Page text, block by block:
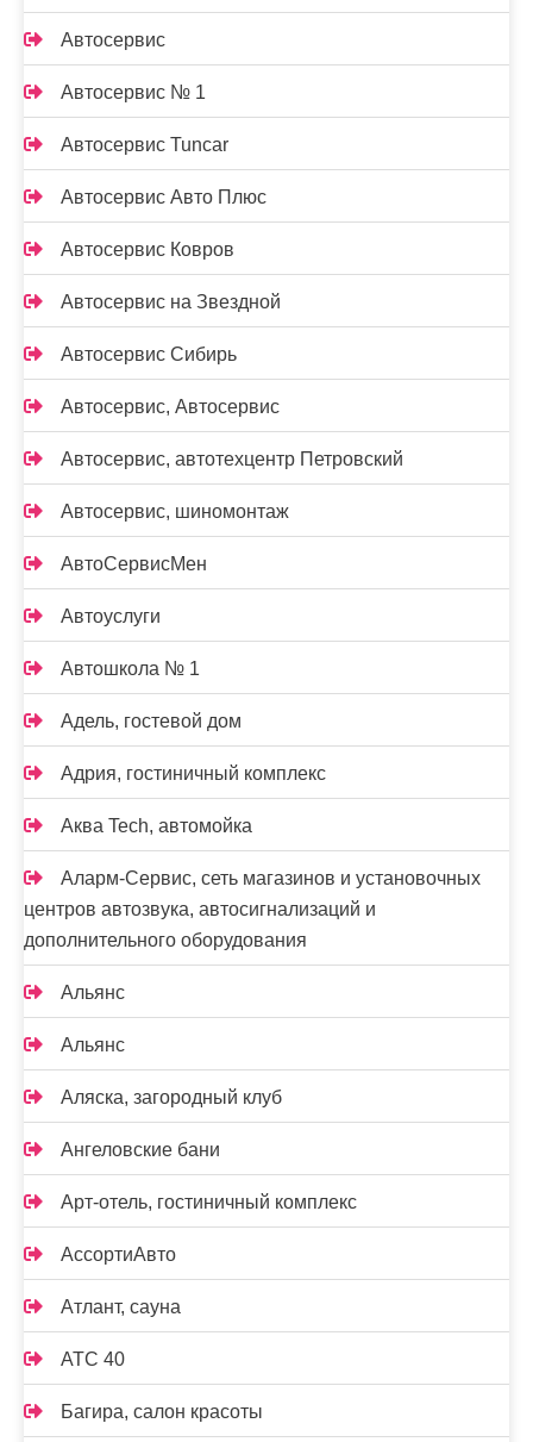
Автосервис
Автосервис № 1
Автосервис Tuncar
Автосервис Авто Плюс
Автосервис Ковров
Автосервис на Звездной
Автосервис Сибирь
Автосервис, Автосервис
Автосервис, автотехцентр Петровский
Автосервис, шиномонтаж
АвтоСервисМен
Автоуслуги
Автошкола № 1
Адель, гостевой дом
Адрия, гостиничный комплекс
Аква Tech, автомойка
Аларм-Сервис, сеть магазинов и установочных
центров автозвука, автосигнализаций и
дополнительного оборудования
Альянс
Альянс
Аляска, загородный клуб
Ангеловские бани
Арт-отель, гостиничный комплекс
АссортиАвто
Атлант, сауна
АТС 40
Багира, салон красоты